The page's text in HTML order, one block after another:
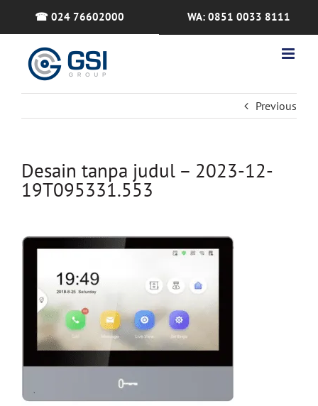
☎ 024 76602000 WA: 0851 0033 8111
Previous
Desain tanpa judul – 2023-12-
19T095331.553